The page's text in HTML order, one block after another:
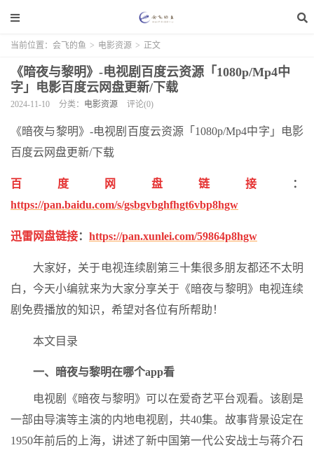
当前位置： 会飞的鱼 > 电影资源 > 正文
《暗夜与黎明》-电视剧百度云资源「1080p/Mp4中
字」电影百度云网盘更新/下载
2024-11-10 分类： 电影资源 评论(0)
《暗夜与黎明》-电视剧百度云资源「1080p/Mp4中字」电影
百度云网盘更新/下载
百度网盘链接
：
https://pan.baidu.com/s/gsbgvbghfhgt6vbp8hgw
迅雷网盘链接： https://pan.xunlei.com/59864p8hgw
大家好，关于电视连续剧第三十集很多朋友都还不太明
白，今天小编就来为大家分享关于《暗夜与黎明》电视连续
剧免费播放的知识，希望对各位有所帮助！
本文目录
一、暗夜与黎明在哪个app看
电视剧《暗夜与黎明》可以在爱奇艺平台观看。该剧是
一部由导演等主演的内地电视剧，共40集。故事背景设定在
1950年前后的上海，讲述了新中国第一代公安战士与蒋介石